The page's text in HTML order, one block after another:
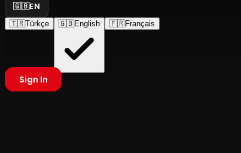
🇬🇧EN
🇹🇷Türkçe 🇬🇧English 🇫🇷Français
Sign In